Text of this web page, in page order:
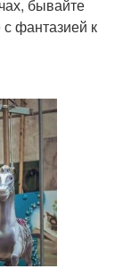
бывайте
фантазией к